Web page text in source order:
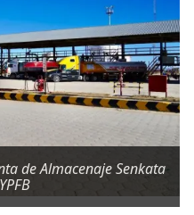
de Almacenaje Senkata